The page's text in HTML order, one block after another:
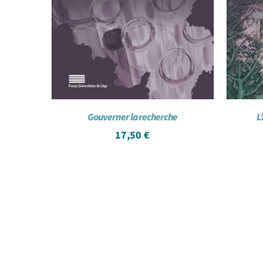
Gouverner la recherche
17,50€